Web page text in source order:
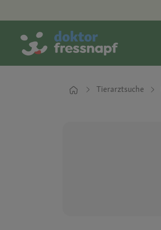
Tierarztsuche